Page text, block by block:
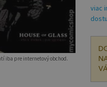
iba pre internetový obchod.
viac